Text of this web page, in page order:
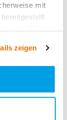
mit
zeigen